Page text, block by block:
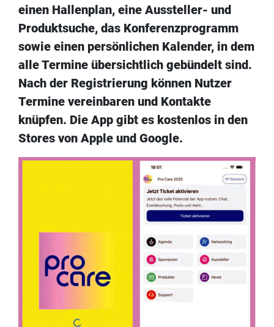
einen Hallenplan, eine Aussteller- und
Produktsuche, das Konferenzprogramm
sowie einen persönlichen Kalender, in dem
alle Termine übersichtlich gebündelt sind.
Nach der Registrierung können Nutzer
Termine vereinbaren und Kontakte
knüpfen. Die App gibt es kostenlos in den
Stores von Apple und Google.